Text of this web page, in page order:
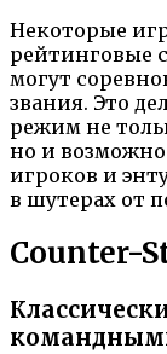
Некоторые
рейтинговые
могут
звания. Это
режим не
но и
игроков и
в шутерах от
Counter-